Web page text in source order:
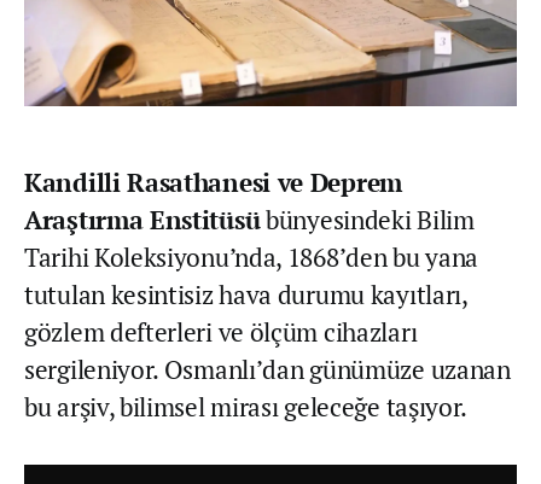
Kandilli Rasathanesi ve Deprem
Araştırma Enstitüsübünyesindeki Bilim
Tarihi Koleksiyonu’nda, 1868’den bu yana
tutulan kesintisiz hava durumu kayıtları,
gözlem defterleri ve ölçüm cihazları
sergileniyor. Osmanlı’dan günümüze uzanan
bu arşiv, bilimsel mirası geleceğe taşıyor.